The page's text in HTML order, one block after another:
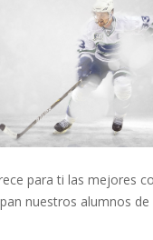
para ti las mejores
nuestros alumnos de